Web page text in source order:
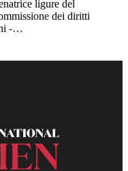
ligure del
dei diritti
-…